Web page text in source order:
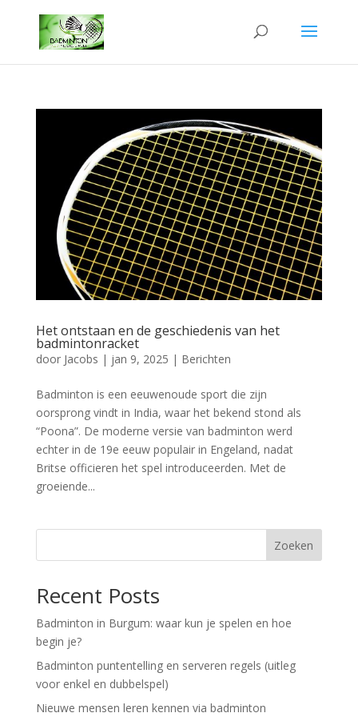
Het ontstaan en de geschiedenis van het
badmintonracket
door Jacobs | jan 9, 2025 | Berichten
Badminton is een eeuwenoude sport die zijn
oorsprong vindt in India, waar het bekend stond als
“Poona”. De moderne versie van badminton werd
echter in de 19e eeuw populair in Engeland, nadat
Britse officieren het spel introduceerden. Met de
groeiende...
Zoeken
Recent Posts
Badminton in Burgum: waar kun je spelen en hoe
begin je?
Badminton puntentelling en serveren regels (uitleg
voor enkel en dubbelspel)
Nieuwe mensen leren kennen via badminton